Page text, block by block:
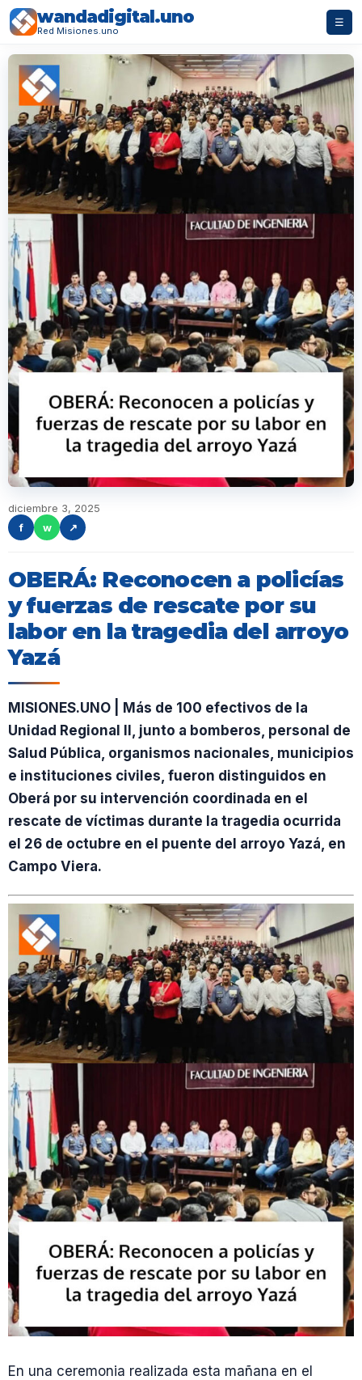
wandadigital.uno
Red Misiones.uno
☰
diciembre 3, 2025
f
w ↗
OBERÁ: Reconocen a policías
y fuerzas de rescate por su
labor en la tragedia del arroyo
Yazá
MISIONES.UNO | Más de 100 efectivos de la
Unidad Regional II, junto a bomberos, personal de
Salud Pública, organismos nacionales, municipios
e instituciones civiles, fueron distinguidos en
Oberá por su intervención coordinada en el
rescate de víctimas durante la tragedia ocurrida
el 26 de octubre en el puente del arroyo Yazá, en
Campo Viera.
En una ceremonia realizada esta mañana en el